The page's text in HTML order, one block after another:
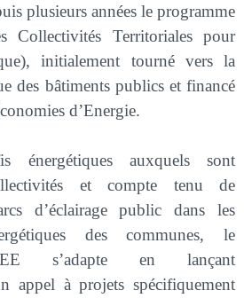
plusieurs années le programme
Collectivités Territoriales pour
initialement tourné vers la
des bâtiments publics et financé
d’Energie.
énergétiques auxquels sont
et compte tenu de
d’éclairage public dans les
des communes, le
s’adapte en lançant
appel à projets spécifiquement